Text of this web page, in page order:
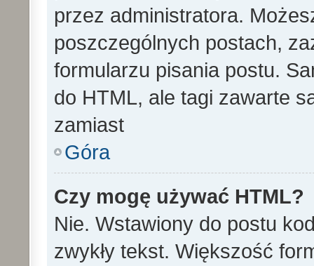
przez administratora.
poszczególnych postach,
formularzu pisania postu.
do HTML, ale tagi zawarte
zamiast
Góra
Czy mogę używać HTML?
Nie. Wstawiony do postu
zwykły tekst. Większość